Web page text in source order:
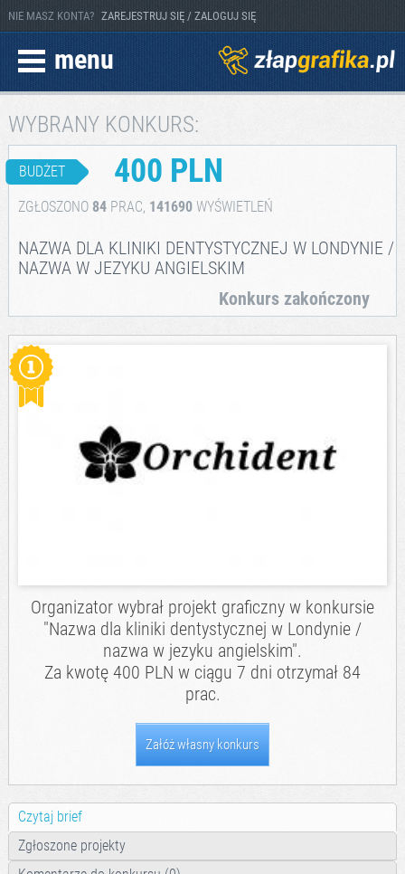
NIE MASZ KONTA? ZAREJESTRUJ SIĘ / ZALOGUJ SIĘ
menu
WYBRANY KONKURS:
BUDŻET 400 PLN
ZGŁOSZONO 84PRAC, 141690WYŚWIETLEŃ
NAZWA DLA KLINIKI DENTYSTYCZNEJ W LONDYNIE /
NAZWA W JEZYKU ANGIELSKIM
Konkurs zakończony
Organizator wybrał projekt graficzny w konkursie
"Nazwa dla kliniki dentystycznej w Londynie /
nazwa w jezyku angielskim".
Za kwotę 400 PLN w ciągu 7 dni otrzymał 84
prac.
Załóż własny konkurs
Czytaj brief
Zgłoszone projekty